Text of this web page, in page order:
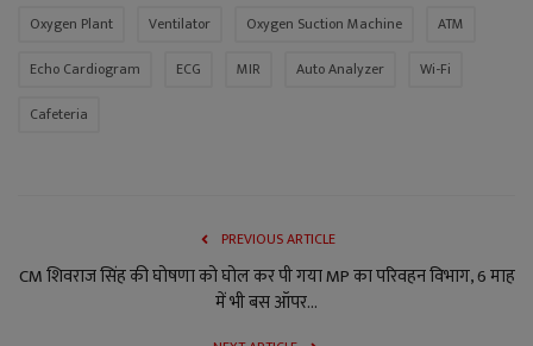
Oxygen Plant
Ventilator Oxygen Suction Machine
ATM
Echo Cardiogram
ECG MIR Auto Analyzer
Wi-Fi
Cafeteria
PREVIOUS ARTICLE
CM शिवराज सिंह की घोषणा को घोल कर पी गया MP का परिवहन विभाग, 6 माह
में भी बस ऑपर...